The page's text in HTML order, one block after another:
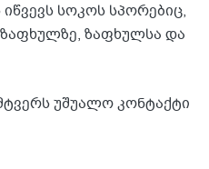
სოკოს სპორებიც,
ზაფხულსა და
უშუალო კონტაქტი